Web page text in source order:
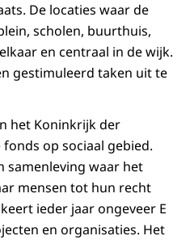
De locaties waar de
scholen, buurthuis,
en centraal in de wijk.
gestimuleerd taken uit te
het Koninkrijk der
op sociaal gebied.
samenleving waar het
mensen tot hun recht
ieder jaar ongeveer E
en organisaties. Het